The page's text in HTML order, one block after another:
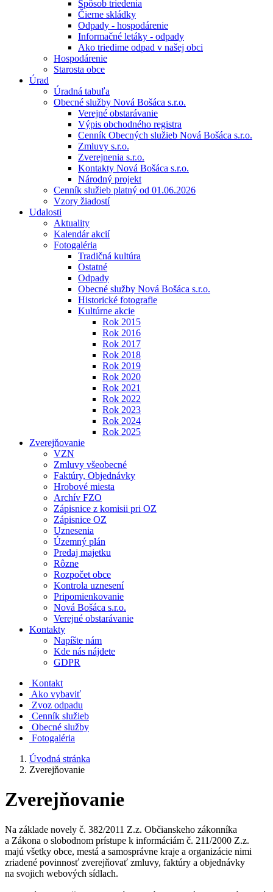
Spôsob triedenia
Čierne skládky
Odpady - hospodárenie
Informačné letáky - odpady
Ako triedime odpad v našej obci
Hospodárenie
Starosta obce
Úrad
Úradná tabuľa
Obecné služby Nová Bošáca s.r.o.
Verejné obstarávanie
Výpis obchodného registra
Cenník Obecných služieb Nová Bošáca s.r.o.
Zmluvy s.r.o.
Zverejnenia s.r.o.
Kontakty Nová Bošáca s.r.o.
Národný projekt
Cenník služieb platný od 01.06.2026
Vzory žiadostí
Udalosti
Aktuality
Kalendár akcií
Fotogaléria
Tradičná kultúra
Ostatné
Odpady
Obecné služby Nová Bošáca s.r.o.
Historické fotografie
Kultúrne akcie
Rok 2015
Rok 2016
Rok 2017
Rok 2018
Rok 2019
Rok 2020
Rok 2021
Rok 2022
Rok 2023
Rok 2024
Rok 2025
Zverejňovanie
VZN
Zmluvy všeobecné
Faktúry, Objednávky
Hrobové miesta
Archív FZO
Zápisnice z komisii pri OZ
Zápisnice OZ
Uznesenia
Územný plán
Predaj majetku
Rôzne
Rozpočet obce
Kontrola uznesení
Pripomienkovanie
Nová Bošáca s.r.o.
Verejné obstarávanie
Kontakty
Napíšte nám
Kde nás nájdete
GDPR
Kontakt
Ako vybaviť
Zvoz odpadu
Cenník služieb
Obecné služby
Fotogaléria
Úvodná stránka
Zverejňovanie
Zverejňovanie
Na základe novely č. 382/2011 Z.z. Občianskeho zákonníka
a Zákona o slobodnom prístupe k informáciám č. 211/2000 Z.z.
majú všetky obce, mestá a samosprávne kraje a organizácie nimi
zriadené povinnosť zverejňovať zmluvy, faktúry a objednávky
na svojich webových sídlach.